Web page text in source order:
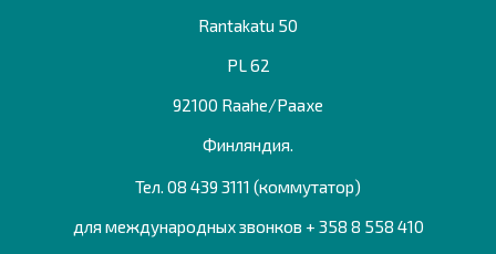
Rantakatu 50
PL 62
92100 Raahe/Раахе
Финляндия.
Тел. 08 439 3111 (коммутатор)
для международных звонков + 358 8 558 410